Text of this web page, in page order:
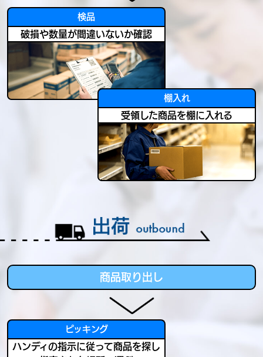
検品
破損や数量が間違いないか確認
棚入れ
受領した商品を棚に入れる
商品取り出し
ピッキング
ハンディの指示に従って商品を探し